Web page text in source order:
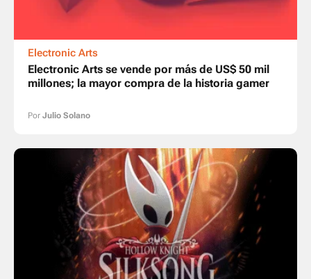
Electronic Arts
Electronic Arts se vende por más de US$ 50 mil
millones; la mayor compra de la historia gamer
Por Julio Solano